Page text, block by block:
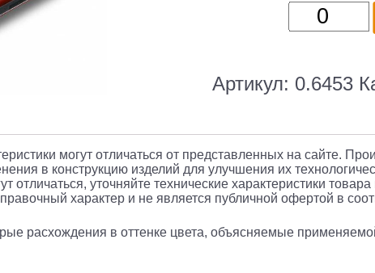
товара
Victorinox
582
(0.6453)
65мм
красный
Артикул: 0.6453
могут отличаться от представленных на сайте.
в конструкцию изделий для улучшения их
отличаться, уточняйте технические характеристики
характер и не является публичной офертой в
расхождения в оттенке цвета, объясняемые